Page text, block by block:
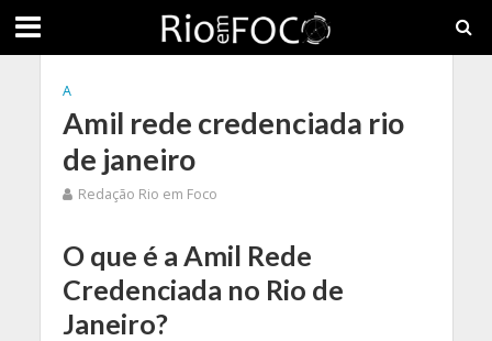
A
Amil rede credenciada rio
de janeiro
Redação Rio em Foco
O que é a Amil Rede
Credenciada no Rio de
Janeiro?